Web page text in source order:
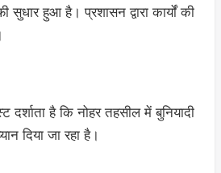
हुआ है। प्रशासन द्वारा कार्यों की
है कि नोहर तहसील में बुनियादी
दिया जा रहा है।